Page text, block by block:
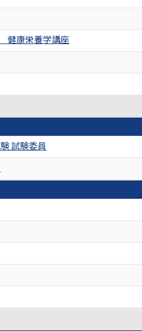
健康栄養学講座
試験委員